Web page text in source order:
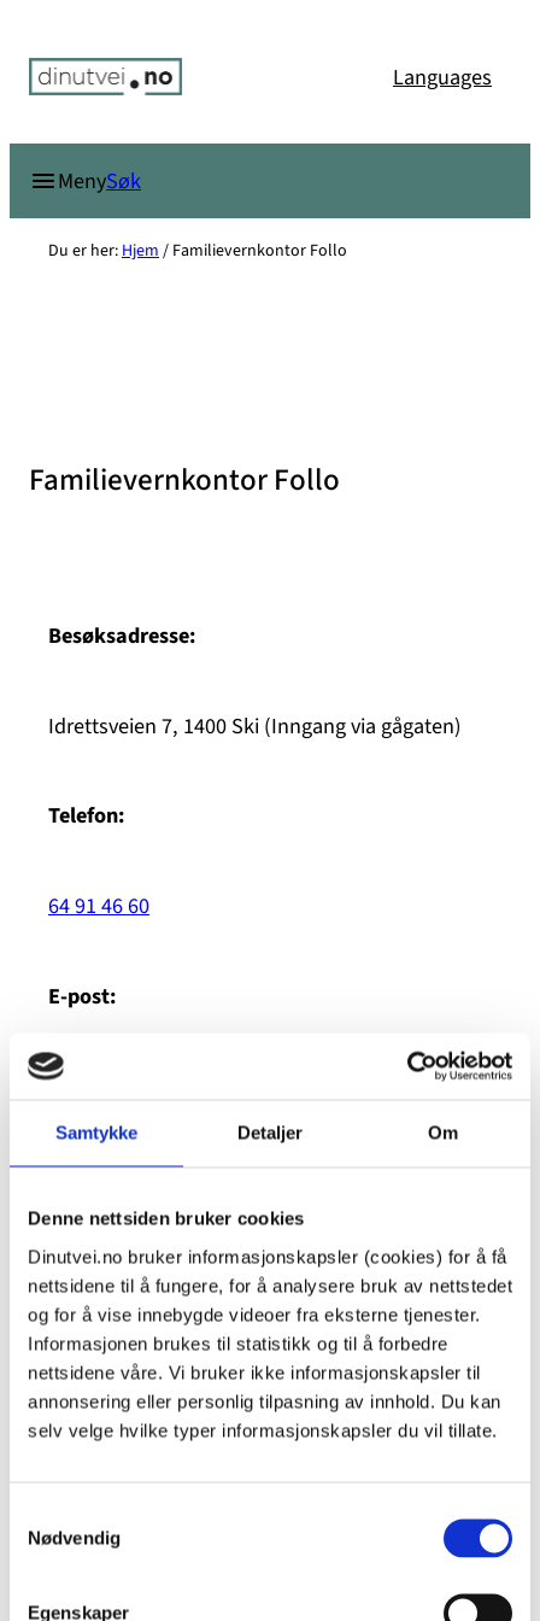
Samtykke Detaljer Om
Denne nettsiden bruker cookies
Dinutvei.no bruker informasjonskapsler (cookies) for å få
nettsidene til å fungere, for å analysere bruk av nettstedet
og for å vise innebygde videoer fra eksterne tjenester.
Informasjonen brukes til statistikk og til å forbedre
nettsidene våre. Vi bruker ikke informasjonskapsler til
annonsering eller personlig tilpasning av innhold. Du kan
selv velge hvilke typer informasjonskapsler du vil tillate.
Nødvendig
Egenskaper
innhold
Languages
MenySøk
Du er her: Hjem / Familievernkontor Follo
Familievernkontor Follo
Besøksadresse:
Idrettsveien 7, 1400 Ski (Inngang via gågaten)
Telefon:
64 91 46 60
E-post:
kf.follo@bufetat.no
Nettsted
Kort omtale av familievernet for utøvere av
voldpå dinutvei.no
Kort omtale av familievernet for utsatte for vold
eller overgreppå dinutvei.no
Relaterte saker